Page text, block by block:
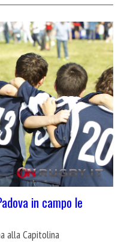
in campo le
alla Capitolina